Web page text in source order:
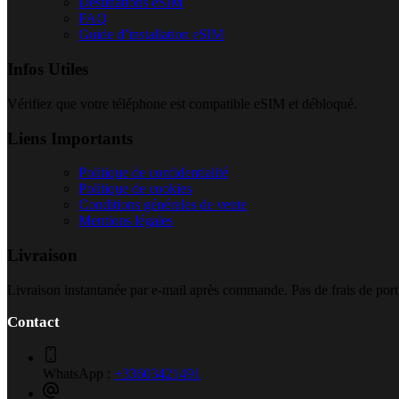
FAQ
Guide d’installation eSIM
Infos Utiles
Vérifiez que votre téléphone est compatible eSIM et débloqué.
Liens Importants
Politique de confidentialité
Politique de cookies
Conditions générales de vente
Mentions légales
Livraison
Livraison instantanée par e-mail après commande. Pas de frais de
Contact
WhatsApp : +33603421491